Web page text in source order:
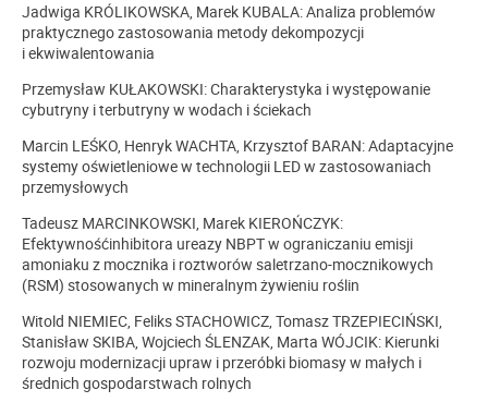
Jadwiga KRÓLIKOWSKA, Marek KUBALA: Analiza problemów
praktycznego zastosowania metody dekompozycji
i ekwiwalentowania
Przemysław KUŁAKOWSKI: Charakterystyka i występowanie
cybutryny i terbutryny w wodach i ściekach
Marcin LEŚKO, Henryk WACHTA, Krzysztof BARAN: Adaptacyjne
systemy oświetleniowe w technologii LED w zastosowaniach
przemysłowych
Tadeusz MARCINKOWSKI, Marek KIEROŃCZYK:
Efektywnośćinhibitora ureazy NBPT w ograniczaniu emisji
amoniaku z mocznika i roztworów saletrzano-mocznikowych
(RSM) stosowanych w mineralnym żywieniu roślin
Witold NIEMIEC, Feliks STACHOWICZ, Tomasz TRZEPIECIŃSKI,
Stanisław SKIBA, Wojciech ŚLENZAK, Marta WÓJCIK: Kierunki
rozwoju modernizacji upraw i przeróbki biomasy w małych i
średnich gospodarstwach rolnych